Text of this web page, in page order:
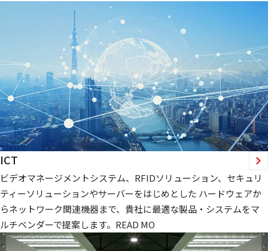
ICT
ビデオマネージメントシステム、RFIDソリューション、セキュリ
ティーソリューションやサーバーをはじめとした ハードウェアか
らネットワーク関連機器まで、貴社に最適な製品・システムをマ
ルチベンダーで提案します。READ MO